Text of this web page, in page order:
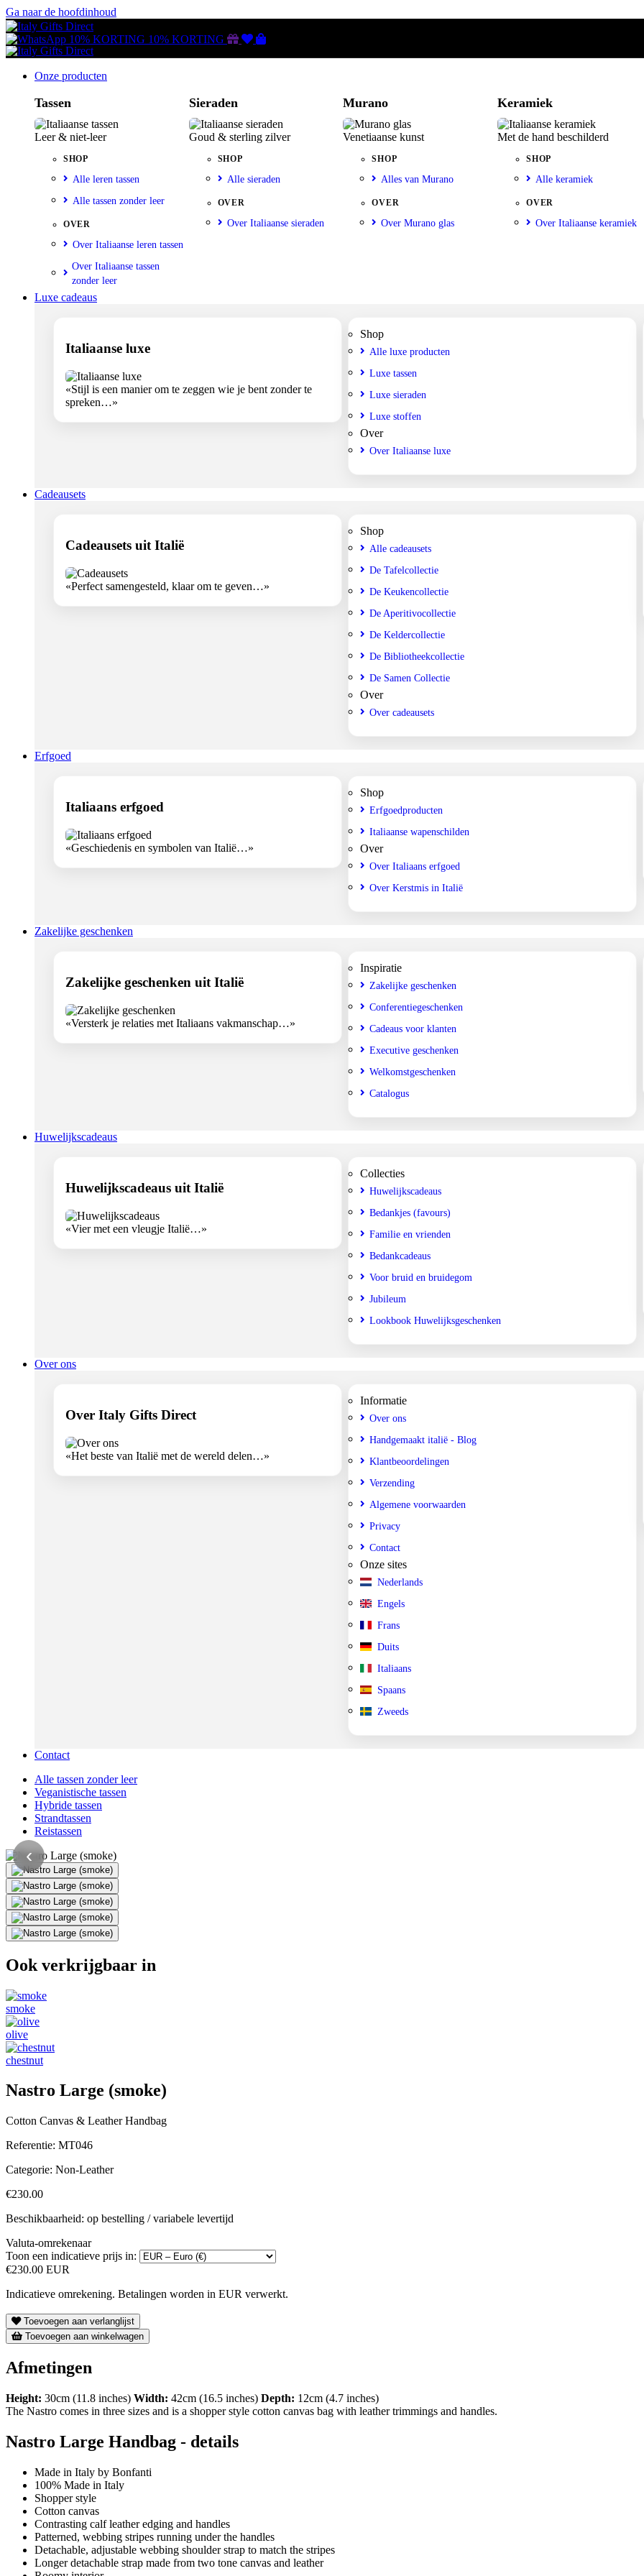
Ga naar de hoofdinhoud
10% KORTING 10% KORTING Gutscheine
Wunschliste
Warenkorb
Onze producten
Tassen
Leer & niet-leer
SHOP
Alle leren tassen
Alle tassen zonder leer
OVER
Over Italiaanse leren tassen
Over Italiaanse tassen
zonder leer
Sieraden
Goud & sterling zilver
SHOP
Alle sieraden
OVER
Over Italiaanse sieraden
Murano
Venetiaanse kunst
SHOP
Alles van Murano
OVER
Over Murano glas
Keramiek
Met de hand beschilderd
SHOP
Alle keramiek
OVER
Over Italiaanse keramiek
Luxe cadeaus
Italiaanse luxe
«Stijl is een manier om te zeggen wie je bent zonder te
spreken…»
Shop
Alle luxe producten
Luxe tassen
Luxe sieraden
Luxe stoffen
Over
Over Italiaanse luxe
Cadeausets
Cadeausets uit Italië
«Perfect samengesteld, klaar om te geven…»
Shop
Alle cadeausets
De Tafelcollectie
De Keukencollectie
De Aperitivocollectie
De Keldercollectie
De Bibliotheekcollectie
De Samen Collectie
Over
Over cadeausets
Erfgoed
Italiaans erfgoed
«Geschiedenis en symbolen van Italië…»
Shop
Erfgoedproducten
Italiaanse wapenschilden
Over
Over Italiaans erfgoed
Over Kerstmis in Italië
Zakelijke geschenken
Zakelijke geschenken uit Italië
«Versterk je relaties met Italiaans vakmanschap…»
Inspiratie
Zakelijke geschenken
Conferentiegeschenken
Cadeaus voor klanten
Executive geschenken
Welkomstgeschenken
Catalogus
Huwelijkscadeaus
Huwelijkscadeaus uit Italië
«Vier met een vleugje Italië…»
Collecties
Huwelijkscadeaus
Bedankjes (favours)
Familie en vrienden
Bedankcadeaus
Voor bruid en bruidegom
Jubileum
Lookbook Huwelijksgeschenken
Over ons
Over Italy Gifts Direct
«Het beste van Italië met de wereld delen…»
Informatie
Over ons
Handgemaakt italië - Blog
Klantbeoordelingen
Verzending
Algemene voorwaarden
Privacy
Contact
Onze sites
Nederlands
Engels
Frans
Duits
Italiaans
Spaans
Zweeds
Contact
Alle tassen zonder leer
Veganistische tassen
Hybride tassen
Strandtassen
Reistassen
‹
Ook verkrijgbaar in
smoke
olive
chestnut
Nastro Large (smoke)
Cotton Canvas & Leather Handbag
Referentie: MT046
Categorie: Non-Leather
€230.00
Beschikbaarheid: op bestelling / variabele levertijd
Valuta-omrekenaar
Toon een indicatieve prijs in:
€230.00 EUR
Indicatieve omrekening. Betalingen worden in EUR verwerkt.
Toevoegen aan verlanglijst
Toevoegen aan winkelwagen
Afmetingen
Height: 30cm (11.8 inches) Width: 42cm (16.5 inches) Depth: 12cm (4.7 inches)
The Nastro comes in three sizes and is a shopper style cotton canvas bag with leather trimmings and handles.
Nastro Large Handbag - details
Made in Italy by Bonfanti
100% Made in Italy
Shopper style
Cotton canvas
Contrasting calf leather edging and handles
Patterned, webbing stripes running under the handles
Detachable, adjustable webbing shoulder strap to match the stripes
Longer detachable strap made from two tone canvas and leather